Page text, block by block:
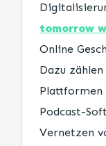
tomorrow
Online
Dazu
Plattformen
Podcast-
Vernetzen